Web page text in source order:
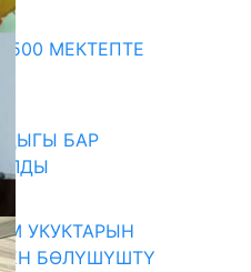
500 МЕКТЕПТЕ
БАР
УКУКТАРЫН
БӨЛҮШҮШТҮ